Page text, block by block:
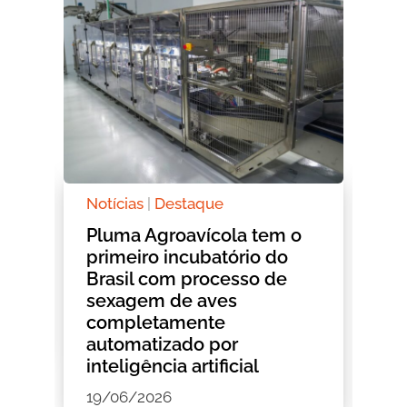
Destaque
Pluma Agroavícola tem o
primeiro incubatório do
Brasil com processo de
sexagem de aves
completamente
automatizado por
inteligência artificial
19/06/2026